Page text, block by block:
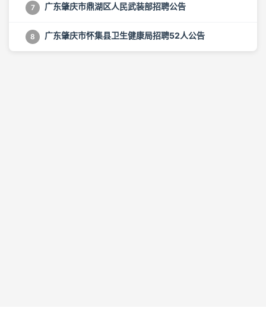
7 广东肇庆市鼎湖区人民武装部招聘公告
8 广东肇庆市怀集县卫生健康局招聘52人公告